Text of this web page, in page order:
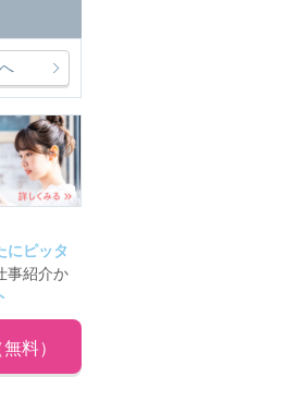
にピッタ
事紹介か
無料）